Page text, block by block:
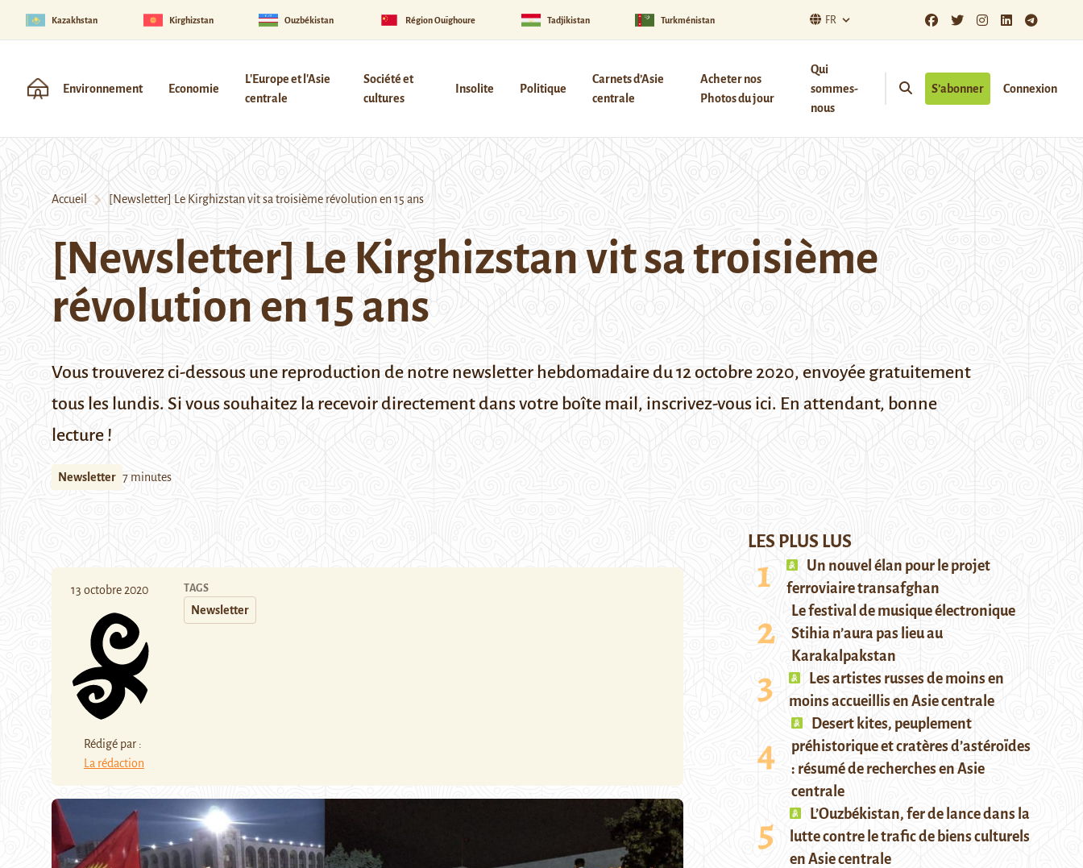
Kazakhstan Kirghizstan Ouzbékistan Région Ouïghoure Tadjikistan Turkménistan FR
Environnement Economie
L'Europe et l'Asie
centrale
Société et
cultures
Insolite Politique
Carnets d’Asie
centrale
Acheter nos
Photos du jour
Qui
sommes-
nous
S’abonner Connexion
Accueil [Newsletter] Le Kirghizstan vit sa troisième révolution en 15 ans
[Newsletter] Le Kirghizstan vit sa troisième
révolution en 15 ans
Vous trouverez ci-dessous une reproduction de notre newsletter hebdomadaire du 12 octobre 2020, envoyée gratuitement
tous les lundis. Si vous souhaitez la recevoir directement dans votre boîte mail, inscrivez-vous ici. En attendant, bonne
lecture !
Newsletter 7 minutes
13 octobre 2020
Rédigé par :
La rédaction
TAGS
Newsletter
LES PLUS LUS
Un nouvel élan pour le projet
ferroviaire transafghan
Le festival de musique électronique
Stihia n’aura pas lieu au
Karakalpakstan
Les artistes russes de moins en
moins accueillis en Asie centrale
Desert kites, peuplement
préhistorique et cratères d’astéroïdes
: résumé de recherches en Asie
centrale
L’Ouzbékistan, fer de lance dans la
lutte contre le trafic de biens culturels
en Asie centrale